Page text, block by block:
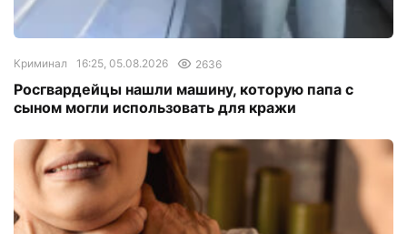
Криминал 16:25, 05.08.2026 2636
Росгвардейцы нашли машину, которую папа с
сыном могли использовать для кражи